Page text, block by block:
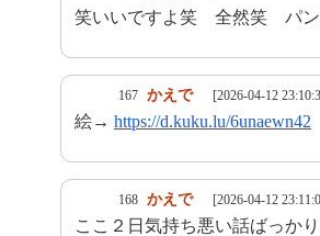
笑いいですよ笑 全然笑 パン
167 かえで [2026-04-12
絵→ https://d.kuku.lu/6unaewn42
168 かえで [2026-04-12
ここ２日気持ち悪い話ばっか